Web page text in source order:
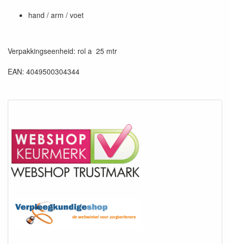
hand / arm / voet
Verpakkingseenheid: rol a 25 mtr
EAN: 4049500304344